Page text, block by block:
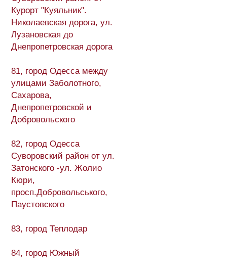
Курорт "Куяльник".
Николаевская дорога, ул.
Лузановская до
Днепропетровская дорога
81, город Одесса между
улицами Заболотного,
Сахарова,
Днепропетровской и
Добровольского
82, город Одесса
Суворовский район от ул.
Затонского -ул. Жолио
Кюри,
просп.Добровольського,
Паустовского
83, город Теплодар
84, город Южный